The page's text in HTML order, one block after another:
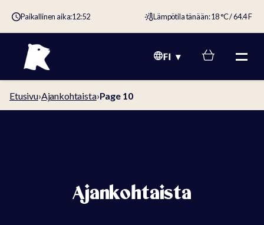
Paikallinen aika:12:52 Lämpötila tänään: 18 °C / 64.4 F
FI
Etusivu›Ajankohtaista›Page 10
Ajankohtaista